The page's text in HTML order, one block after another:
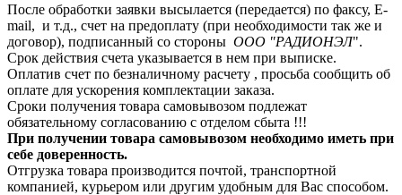
После обработки заявки высылается (передается) по факсу, E-
mail, и т.д., счет на предоплату (при необходимости так же и
договор), подписанный со стороны ООО "РАДИОНЭЛ".
Срок действия счета указывается в нем при выписке.
Оплатив счет по безналичному расчету , просьба сообщить об
оплате для ускорения комплектации заказа.
Сроки получения товара самовывозом подлежат
обязательному согласованию с отделом сбыта !!!
При получении товара самовывозом необходимо иметь при
себе доверенность.
Отгрузка товара производится почтой, транспортной
компанией, курьером или другим удобным для Вас способом.